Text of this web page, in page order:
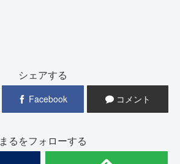
シェアする
Facebook コメント
まるをフォローする